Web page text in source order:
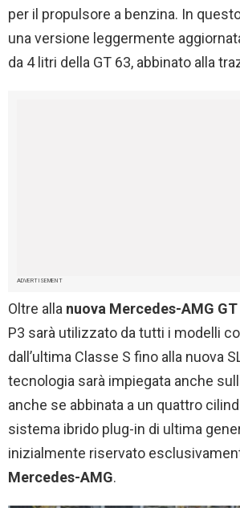
per il propulsore a benzina. In
una versione leggermente
da 4 litri della GT 63, abbinato alla
ADVERTISEMENT
Oltre alla nuova Mercedes-AMG GT
P3 sarà utilizzato da tutti i modelli
dall’ultima Classe S fino alla nuova
tecnologia sarà impiegata anche
anche se abbinata a un quattro
sistema ibrido plug-in di ultima
inizialmente riservato
Mercedes-AMG.